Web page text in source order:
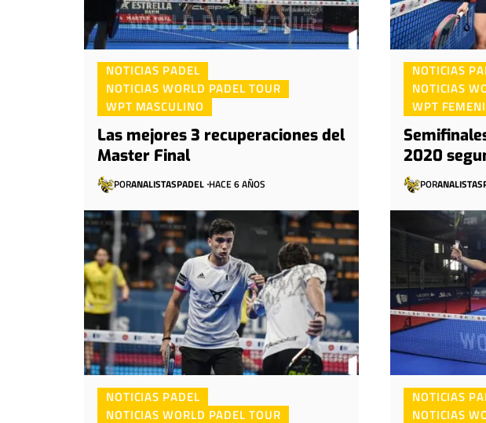
NOTICIAS PADEL
NOTICIAS WORLD PADEL TOUR
WPT MASCULINO
Las mejores 3 recuperaciones del
Master Final
PORANALISTASPADEL HACE 6 AÑOS
NOTICIAS
NOTICIAS
WPT
2020
POR
NOTICIAS PADEL
NOTICIAS WORLD PADEL TOUR
NOTICIAS
NOTICIAS